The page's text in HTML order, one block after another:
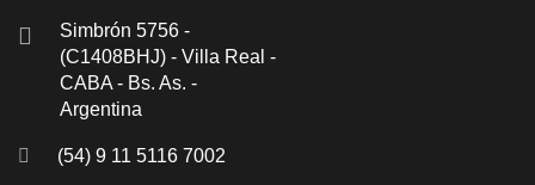
Simbrón 5756 -
(C1408BHJ) - Villa Real -
CABA - Bs. As. -
Argentina
(54) 9 11 5116 7002